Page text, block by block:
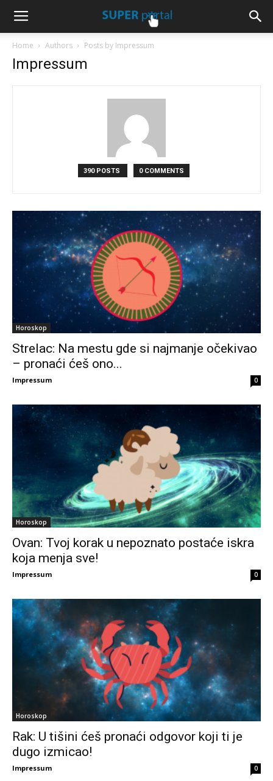
Home Authors Posts by Impressum
Impressum
390 POSTS 0 COMMENTS
Horoskop
Strelac: Na mestu gde si najmanje očekivao
– pronaći ćeš ono...
Impressum 0
Horoskop
Ovan: Tvoj korak u nepoznato postaće iskra
koja menja sve!
Impressum 0
Horoskop
Rak: U tišini ćeš pronaći odgovor koji ti je
dugo izmicao!
Impressum 0